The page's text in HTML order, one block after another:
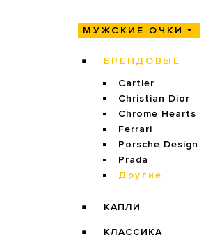
МУЖСКИЕ ОЧКИ
БРЕНДОВЫЕ
Cartier
Christian Dior
Chrome Hearts
Ferrari
Porsche Design
Prada
Другие
КАПЛИ
КЛАССИКА